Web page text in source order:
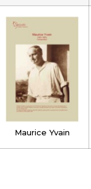
Maurice Yvain